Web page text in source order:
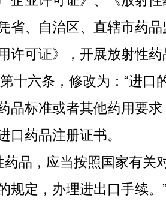
省、自治区、直辖市药
许可证》，开展放射性
十六条，修改为：“进口
品标准或者其他药用要
口药品注册证书。
药品，应当按照国家有关
规定，办理进出口手续。